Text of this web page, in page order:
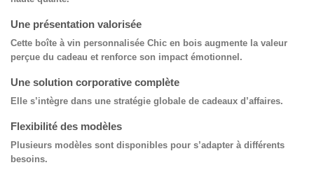
Une présentation valorisée
Cette boîte à vin personnalisée Chic en bois augmente la valeur
perçue du cadeau et renforce son impact émotionnel.
Une solution corporative complète
Elle s’intègre dans une stratégie globale de cadeaux d’affaires.
Flexibilité des modèles
Plusieurs modèles sont disponibles pour s’adapter à différents
besoins.